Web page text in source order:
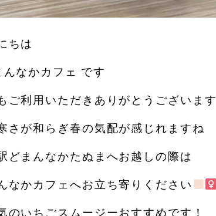
ちは︎
んなかカフェ です️
ご利用いただきありがとうございます︎
さが和らぎ春の気配が感じれますね
どまんなかたぬまへお越しの際は
なかカフェへお立ち寄りください
のいちごスムージーおすすめです！